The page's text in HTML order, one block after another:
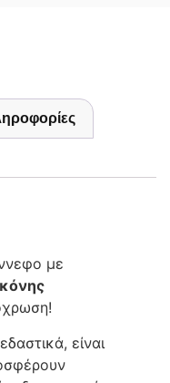
με
είναι